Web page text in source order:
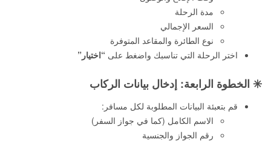
مدة الرحلة
السعر الإجمالي
نوع الطائرة والمقاعد المتوفرة
اختر الرحلة التي تناسبك واضغط على “اختيار”
✳️ الخطوة الرابعة: إدخال بيانات الركاب
قم بتعبئة البيانات المطلوبة لكل مسافر:
الاسم الكامل (كما في جواز السفر)
رقم الجواز والجنسية